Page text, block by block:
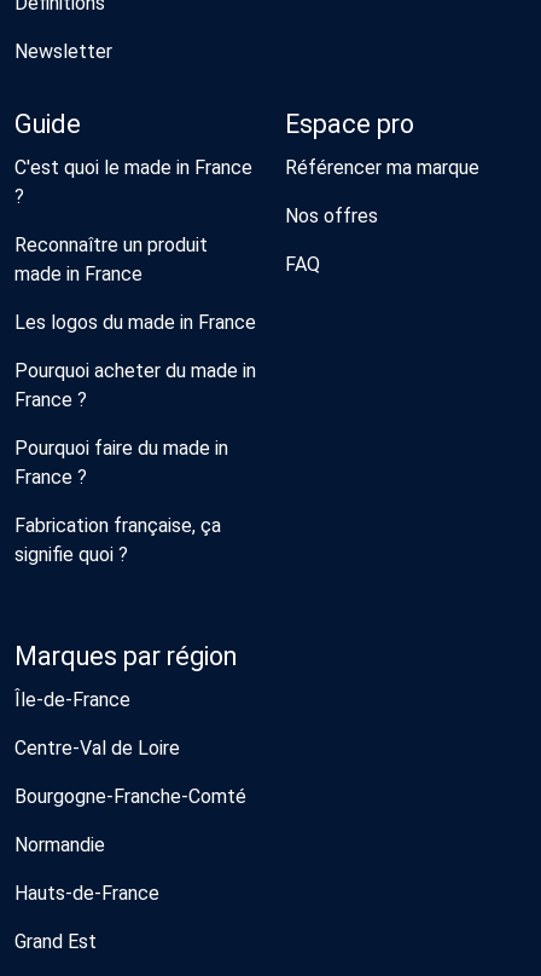
Newsletter
Guide
C'est quoi le made in France
?
Reconnaître un produit
made in France
Les logos du made in France
Pourquoi acheter du made in
France ?
Pourquoi faire du made in
France ?
Fabrication française, ça
signifie quoi ?
Espace pro
Référencer ma marque
Nos offres
FAQ
Marques par région
Île-de-France
Centre-Val de Loire
Bourgogne-Franche-Comté
Normandie
Hauts-de-France
Grand Est